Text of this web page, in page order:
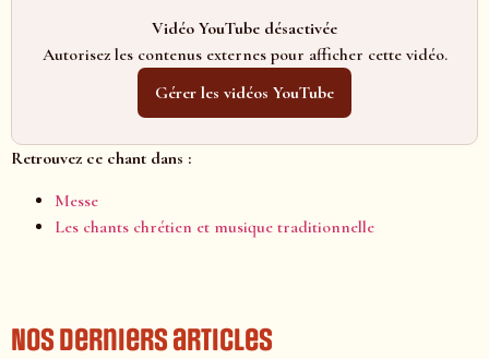
Vidéo YouTube désactivée
Autorisez les contenus externes pour afficher cette vidéo.
Gérer les vidéos YouTube
Retrouvez ce chant dans :
Messe
Les chants chrétien et musique traditionnelle
Nos derniers articles